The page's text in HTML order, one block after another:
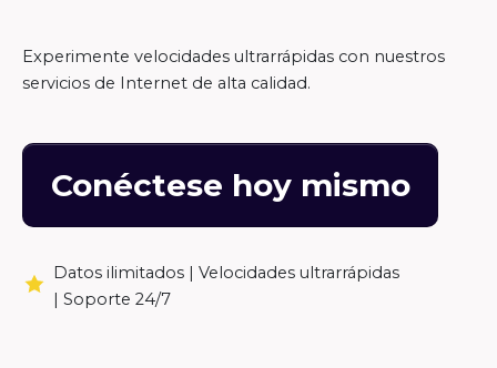
Experimente velocidades ultrarrápidas con nuestros
servicios de Internet de alta calidad.
Conéctese hoy mismo
Datos ilimitados | Velocidades ultrarrápidas
| Soporte 24/7